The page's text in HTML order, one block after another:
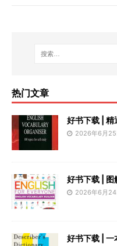
热门文章
好书下载 |
2026年6月25
好书下载 | 图
2026年6月24
好书下载 | 一